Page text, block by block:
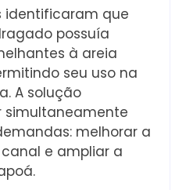
identificaram que
possuía
à areia
seu uso na
A solução
simultaneamente
melhorar a
e ampliar a